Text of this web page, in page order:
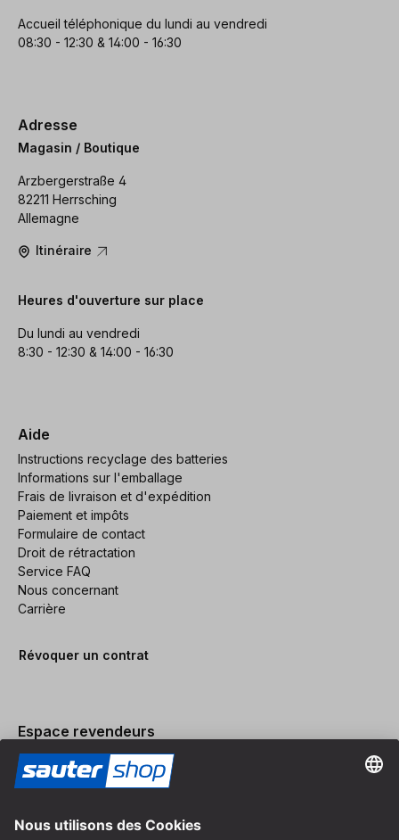
Accueil téléphonique du lundi au vendredi
08:30 - 12:30 & 14:00 - 16:30
Adresse
Magasin / Boutique
Arzbergerstraße 4
82211 Herrsching
Allemagne
Itinéraire
Heures d'ouverture sur place
Du lundi au vendredi
8:30 - 12:30 & 14:00 - 16:30
Aide
Instructions recyclage des batteries
Informations sur l'emballage
Frais de livraison et d'expédition
Paiement et impôts
Formulaire de contact
Droit de rétractation
Service FAQ
Nous concernant
Carrière
Révoquer un contrat
Espace revendeurs
Devenir revendeur